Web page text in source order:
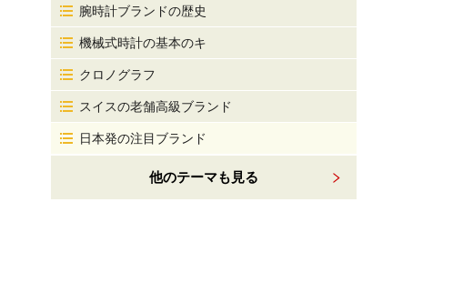
腕時計ブランドの歴史
機械式時計の基本のキ
クロノグラフ
スイスの老舗高級ブランド
日本発の注目ブランド
他のテーマも見る